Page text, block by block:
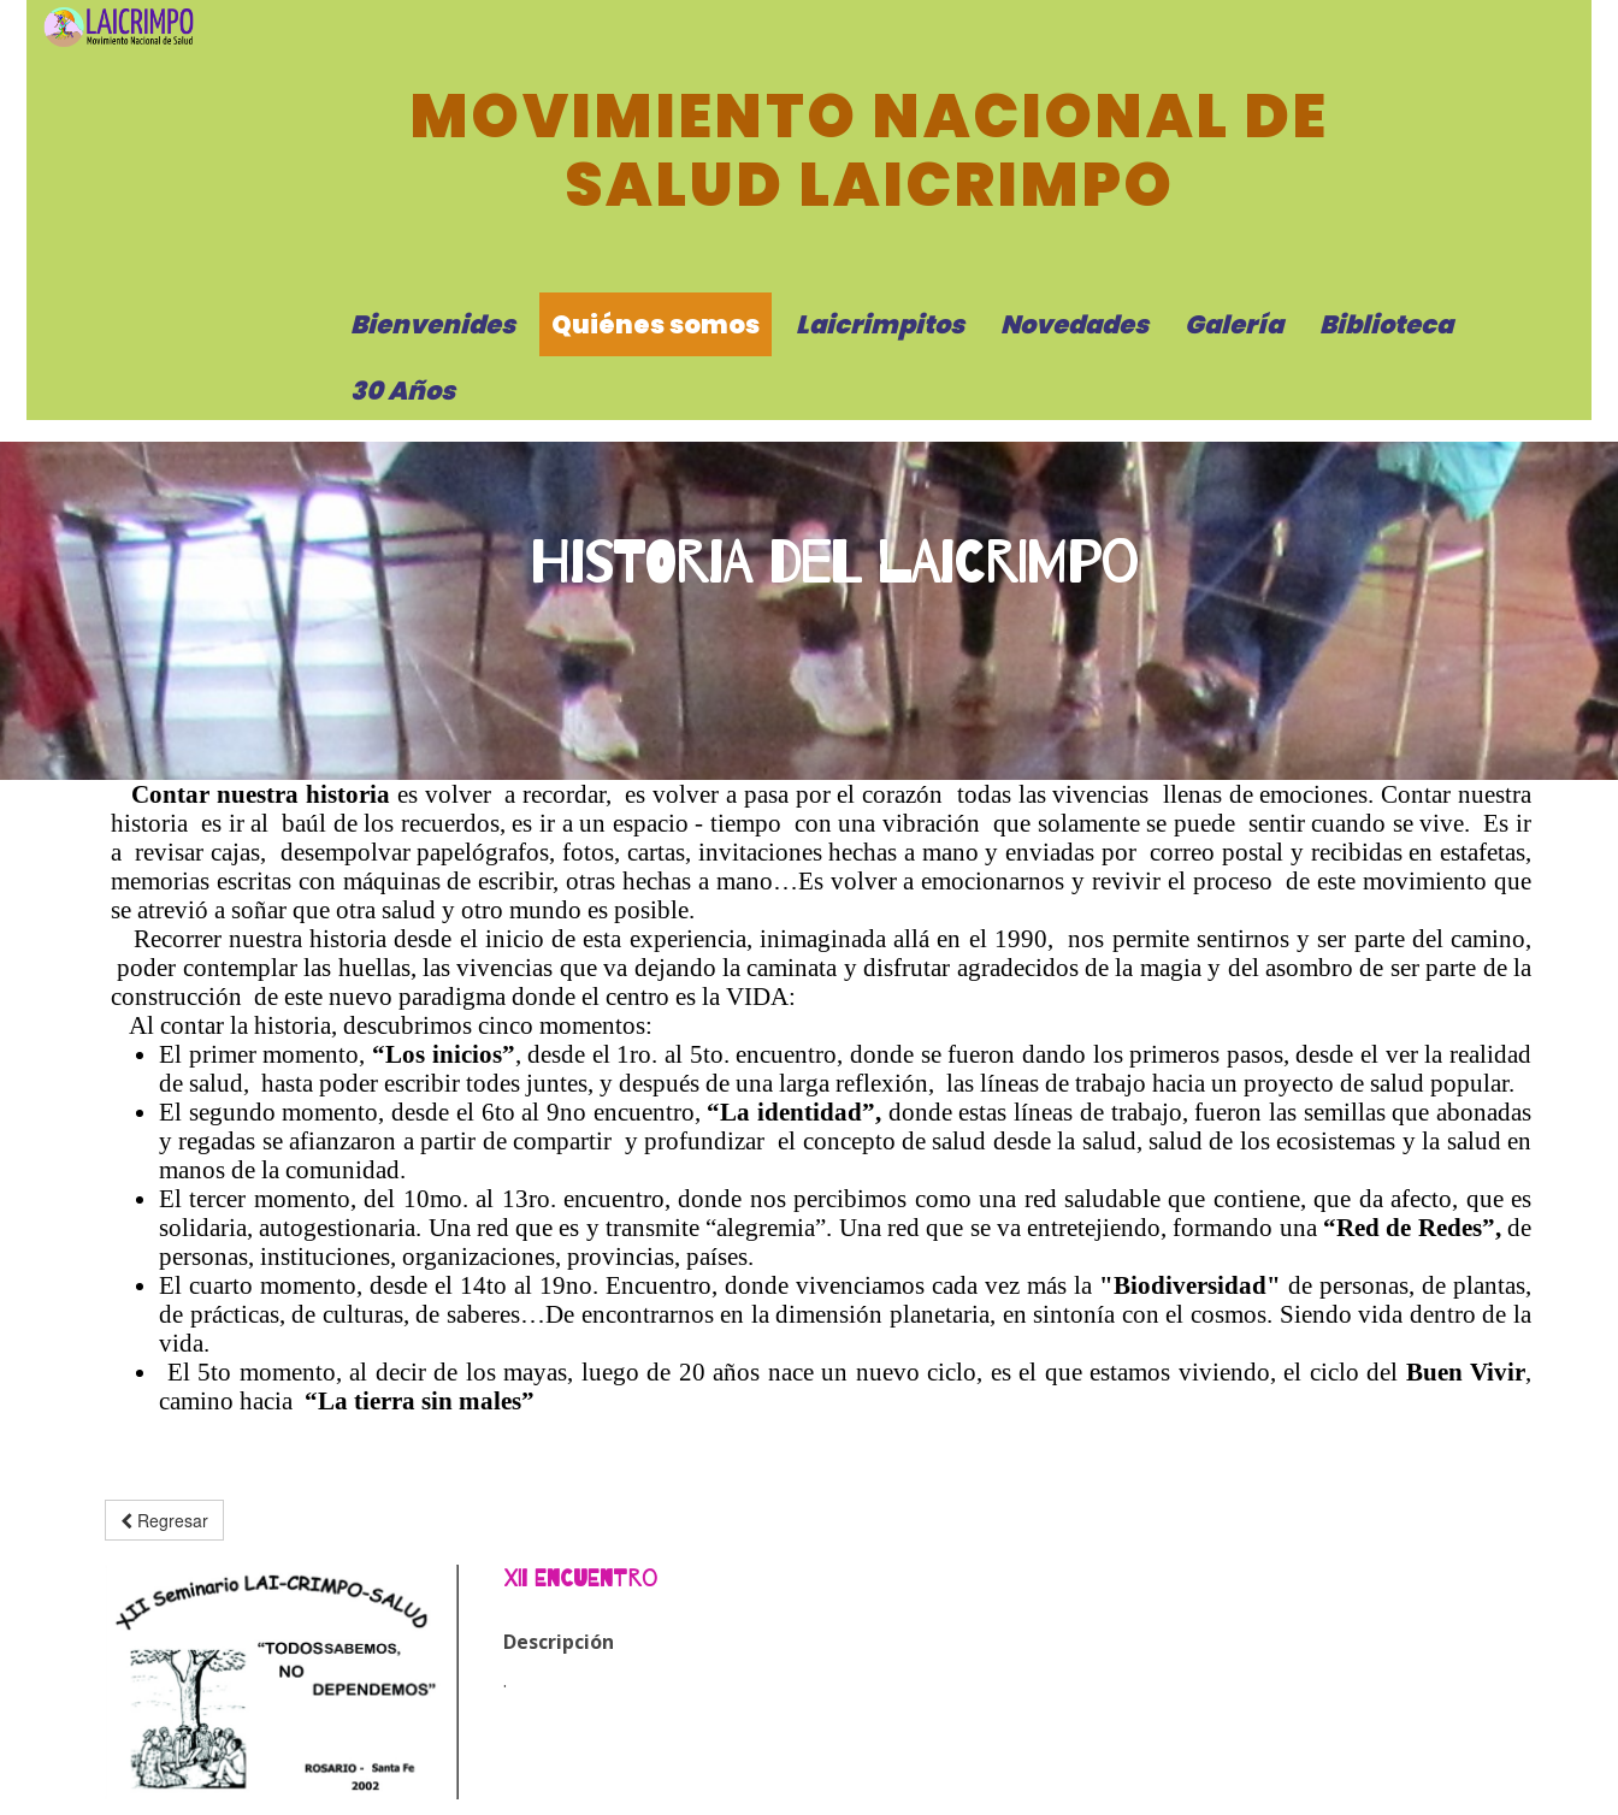
MOVIMIENTO NACIONAL DE
SALUD LAICRIMPO
Bienvenides Quiénes somos Laicrimpitos Novedades Galería
Biblioteca
30 Años
Historia del Laicrimpo
Contar nuestra historiaes volver a recordar, es volver a pasa por el corazón todas las vivencias llenas de emociones. Contar nuestra
historia es ir al baúl de los recuerdos, es ir a un espacio - tiempo con una vibración que solamente se puede sentir cuando se vive. Es ir
a revisar cajas, desempolvar papelógrafos, fotos, cartas, invitaciones hechas a mano y enviadas por correo postal y recibidas en estafetas,
memorias escritas con máquinas de escribir, otras hechas a mano…Es volver a emocionarnos y revivir el proceso de este movimiento que
se atrevió a soñar que otra salud y otro mundo es posible.
Recorrer nuestra historia desde el inicio de esta experiencia, inimaginada allá en el 1990, nos permite sentirnos y ser parte del camino,
poder contemplar las huellas, las vivencias que va dejando la caminata y disfrutar agradecidos de la magia y del asombro de ser parte de la
construcción de este nuevo paradigma donde el centro es la VIDA:
Al contar la historia, descubrimos cinco momentos:
El primer momento, “Los inicios”, desde el 1ro. al 5to. encuentro, donde se fueron dando los primeros pasos, desde el ver la realidad
de salud, hasta poder escribir todes juntes, y después de una larga reflexión, las líneas de trabajo hacia un proyecto de salud popular.
El segundo momento, desde el 6to al 9no encuentro, “La identidad”, donde estas líneas de trabajo, fueron las semillas que abonadas
y regadas se afianzaron a partir de compartir y profundizar el concepto de salud desde la salud, salud de los ecosistemas y la salud en
manos de la comunidad.
El tercer momento, del 10mo. al 13ro. encuentro, donde nos percibimos como una red saludable que contiene, que da afecto, que es
solidaria, autogestionaria. Una red que es y transmite “alegremia”. Una red que se va entretejiendo, formando una “Red de Redes”,de
personas, instituciones, organizaciones, provincias, países.
El cuarto momento, desde el 14to al 19no. Encuentro, donde vivenciamos cada vez más la "Biodiversidad" de personas, de plantas,
de prácticas, de culturas, de saberes…De encontrarnos en la dimensión planetaria, en sintonía con el cosmos. Siendo vida dentro de la
vida.
El 5to momento, al decir de los mayas, luego de 20 años nace un nuevo ciclo, es el que estamos viviendo, el ciclo del Buen Vivir,
camino hacia “La tierra sin males”
Regresar
XII Encuentro
Descripción
.